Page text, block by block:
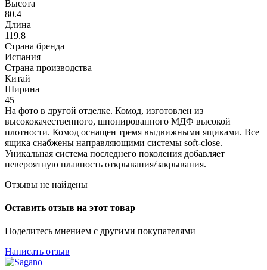
Высота
80.4
Длина
119.8
Страна бренда
Испания
Страна производства
Китай
Ширина
45
На фото в другой отделке. Комод, изготовлен из
высококачественного, шпонированного МДФ высокой
плотности. Комод оснащен тремя выдвижными ящиками. Все
ящика снабжены направляющими системы soft-close.
Уникальная система последнего поколения добавляет
невероятную плавность открывания/закрывания.
Отзывы не найдены
Оставить отзыв на этот товар
Поделитесь мнением с другими покупателями
Написать отзыв